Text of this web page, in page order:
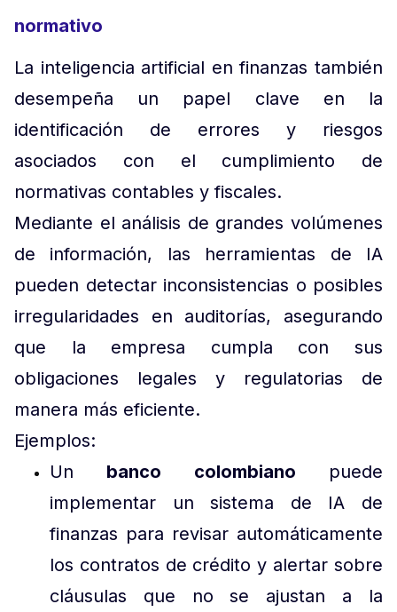
normativo
La inteligencia artificial en finanzas también
desempeña un papel clave en la
identificación de errores y riesgos
asociados con el cumplimiento de
normativas contables y fiscales.
Mediante el análisis de grandes volúmenes
de información, las herramientas de IA
pueden detectar inconsistencias o posibles
irregularidades en auditorías, asegurando
que la empresa cumpla con sus
obligaciones legales y regulatorias de
manera más eficiente.
Ejemplos:
Un banco colombiano puede
implementar un sistema de IA de
finanzas para revisar automáticamente
los contratos de crédito y alertar sobre
cláusulas que no se ajustan a la